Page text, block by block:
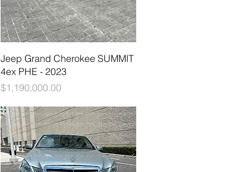
Vista rápida
Jeep Grand Cherokee SUMMIT
4ex PHE - 2023
Precio
$1,190,000.00